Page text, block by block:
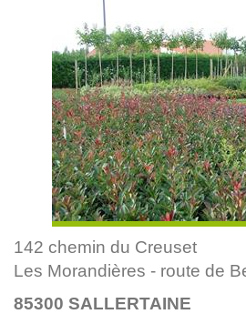
142 chemin du Creuset
Les Morandières - route de
85300 SALLERTAINE